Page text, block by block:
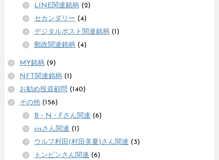
LINE関連銘柄 (2)
セカンダリー (4)
デジタルポスト関連銘柄 (1)
郵政関連銘柄 (4)
MY銘柄 (9)
NFT関連銘柄 (1)
お勧め投資顧問 (140)
その他 (156)
B・N・Fさん関連 (6)
cisさん関連 (1)
ウルフ村田(村田美夏)さん関連 (3)
トンピンさん関連 (6)